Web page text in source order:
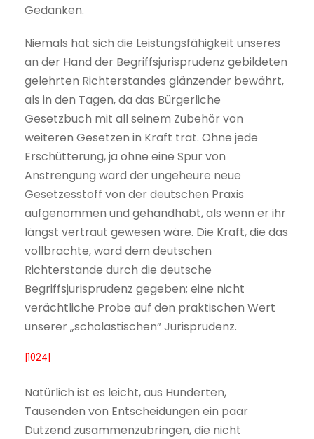
Gedanken.
Niemals hat sich die Leistungsfähigkeit unseres
an der Hand der Begriffsjurisprudenz gebildeten
gelehrten Richterstandes glänzender bewährt,
als in den Tagen, da das Bürgerliche
Gesetzbuch mit all seinem Zubehör von
weiteren Gesetzen in Kraft trat. Ohne jede
Erschütterung, ja ohne eine Spur von
Anstrengung ward der ungeheure neue
Gesetzesstoff von der deutschen Praxis
aufgenommen und gehandhabt, als wenn er ihr
längst vertraut gewesen wäre. Die Kraft, die das
vollbrachte, ward dem deutschen
Richterstande durch die deutsche
Begriffsjurisprudenz gegeben; eine nicht
verächtliche Probe auf den praktischen Wert
unserer „scholastischen” Jurisprudenz.
|1024|
Natürlich ist es leicht, aus Hunderten,
Tausenden von Entscheidungen ein paar
Dutzend zusammenzubringen, die nicht